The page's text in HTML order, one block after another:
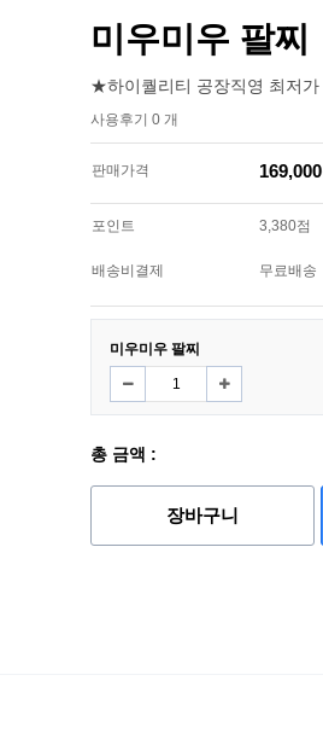
미우미우 팔찌
★하이퀄리티 공장직영 최저
사용후기 0 개
판매가격
포인트 3,380점
배송비결제 무료배송
미우미우 팔찌
총 금액 :
장바구니